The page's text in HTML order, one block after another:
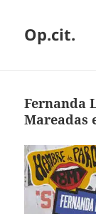
Op.cit.
Fernanda
Mareadas